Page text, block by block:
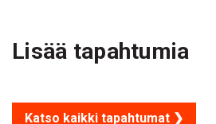
Lisää tapahtumia
Katso kaikki tapahtumat ❯